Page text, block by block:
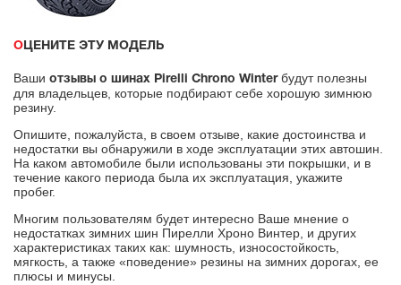
ОЦЕНИТЕ ЭТУ МОДЕЛЬ
Ваши отзывы о шинах Pirelli Chrono Winterбудут полезны
для владельцев, которые подбирают себе хорошую зимнюю
резину.
Опишите, пожалуйста, в своем отзыве, какие достоинства и
недостатки вы обнаружили в ходе эксплуатации этих автошин.
На каком автомобиле были использованы эти покрышки, и в
течение какого периода была их эксплуатация, укажите
пробег.
Многим пользователям будет интересно Ваше мнение о
недостатках зимних шин Пирелли Хроно Винтер, и других
характеристиках таких как: шумность, износостойкость,
мягкость, а также «поведение» резины на зимних дорогах, ее
плюсы и минусы.